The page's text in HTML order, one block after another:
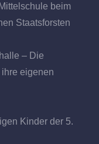
beim
Staatsforsten
– Die
eigenen
Kinder der 5.